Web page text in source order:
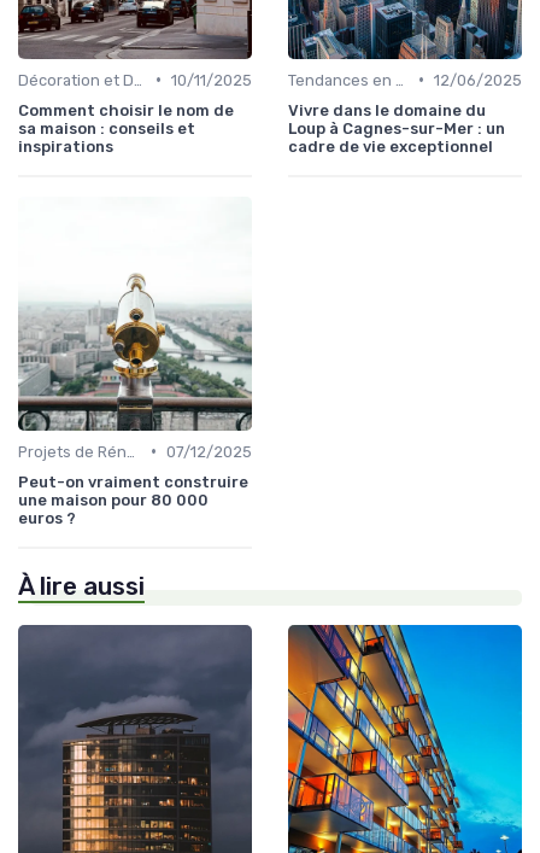
• 10/11/2025
Comment choisir le nom de
sa maison : conseils et
inspirations
• 12/06/2025
Vivre dans le domaine du
Loup à Cagnes-sur-Mer : un
cadre de vie exceptionnel
• 07/12/2025
Peut-on vraiment construire
une maison pour 80 000
euros ?
À lire aussi